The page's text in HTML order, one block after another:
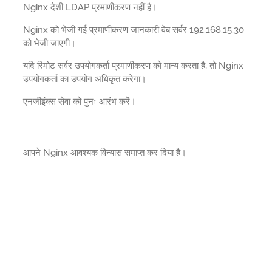
Nginx देशी LDAP प्रमाणीकरण नहीं है।
Nginx को भेजी गई प्रमाणीकरण जानकारी वेब सर्वर 192.168.15.30
को भेजी जाएगी।
यदि रिमोट सर्वर उपयोगकर्ता प्रमाणीकरण को मान्य करता है, तो Nginx
उपयोगकर्ता का उपयोग अधिकृत करेगा।
एनजीइंक्स सेवा को पुनः आरंभ करें।
आपने Nginx आवश्यक विन्यास समाप्त कर दिया है।